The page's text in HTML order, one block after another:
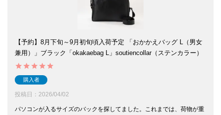
【予約】8月下旬～9月初旬頃入荷予定 「おかかえバッグ L（男女
兼用）」ブラック「okakaebag L」soutiencollar（ステンカラー）
購入者
投稿日 2026/04/02
パソコンが入るサイズのバックを探してました。これまでは、荷物が重